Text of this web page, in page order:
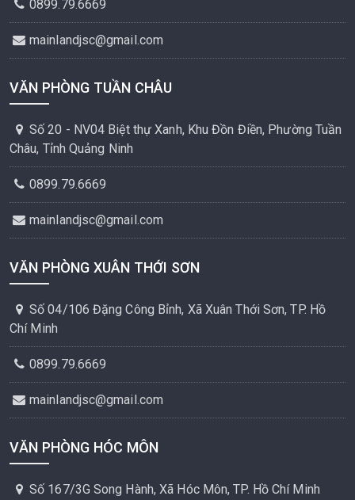
0899.79.6669
mainlandjsc@gmail.com
VĂN PHÒNG TUẦN CHÂU
Số 20 - NV04 Biệt thự Xanh, Khu Đồn Điền, Phường Tuần
Châu, Tỉnh Quảng Ninh
0899.79.6669
mainlandjsc@gmail.com
VĂN PHÒNG XUÂN THỚI SƠN
Số 04/106 Đặng Công Bỉnh, Xã Xuân Thới Sơn, TP. Hồ
Chí Minh
0899.79.6669
mainlandjsc@gmail.com
VĂN PHÒNG HÓC MÔN
Số 167/3G Song Hành, Xã Hóc Môn, TP. Hồ Chí Minh